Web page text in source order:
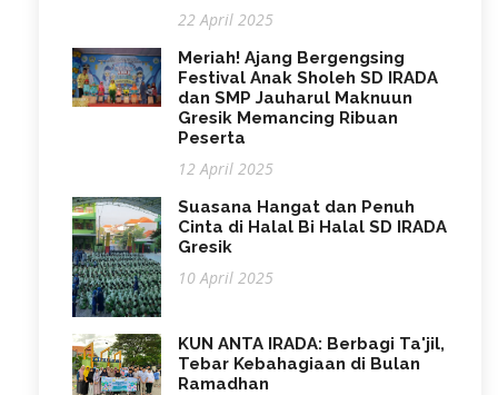
22 April 2025
Meriah! Ajang Bergengsing
Festival Anak Sholeh SD IRADA
dan SMP Jauharul Maknuun
Gresik Memancing Ribuan
Peserta
12 April 2025
Suasana Hangat dan Penuh
Cinta di Halal Bi Halal SD IRADA
Gresik
10 April 2025
KUN ANTA IRADA: Berbagi Ta'jil,
Tebar Kebahagiaan di Bulan
Ramadhan